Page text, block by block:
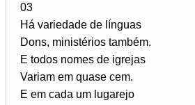
03
Há variedade de línguas
Dons, ministérios também.
E todos nomes de igrejas
Variam em quase cem.
E em cada um lugarejo